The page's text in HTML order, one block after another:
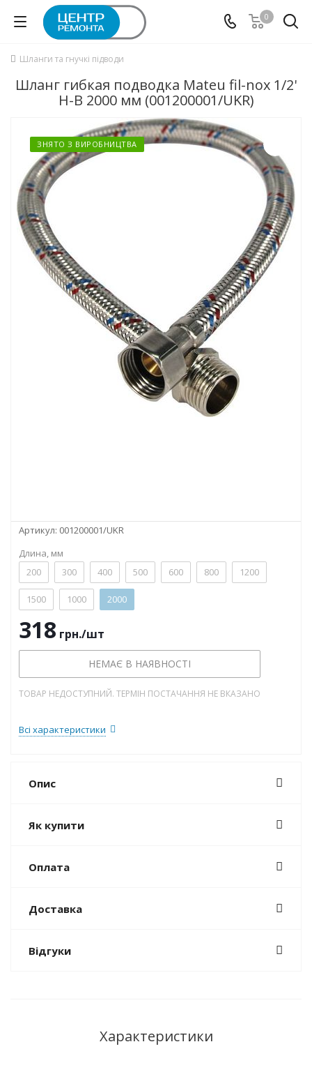
0
Шланги та гнучкі підводи
Шланг гибкая подводка Mateu fil-nox 1/2'
Н-B 2000 мм (001200001/UKR)
ЗНЯТО З ВИРОБНИЦТВА
Артикул: 001200001/UKR
Длина, мм
200
300 400 500 600 800 1200
1500 1000 2000
318 грн./шт
НЕМАЄ В НАЯВНОСТІ
ТОВАР НЕДОСТУПНИЙ. ТЕРМІН ПОСТАЧАННЯ НЕ ВКАЗАНО
Всі характеристики
Опис
Як купити
Оплата
Доставка
Відгуки
Характеристики